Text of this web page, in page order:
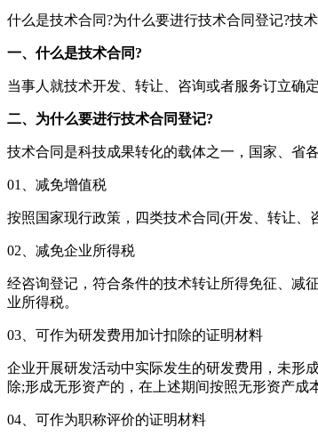
什么是技术合同?为什么要进行技术合同登记?技
一、什么是技术合同?
当事人就技术开发、转让、咨询或者服务订立确
二、为什么要进行技术合同登记?
技术合同是科技成果转化的载体之一，国家、省
01、减免增值税
按照国家现行政策，四类技术合同(开发、转让、
02、减免企业所得税
经咨询登记，符合条件的技术转让所得免征、减
业所得税。
03、可作为研发费用加计扣除的证明材料
企业开展研发活动中实际发生的研发费用，未形
除;形成无形资产的，在上述期间按照无形资产成
04、可作为职称评价的证明材料